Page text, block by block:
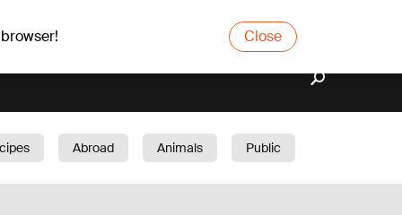
Close
Abroad Animals
Public